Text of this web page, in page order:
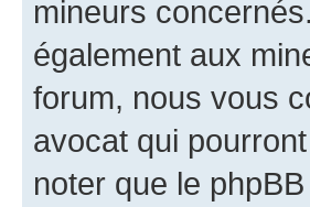
mineurs
également aux
forum, nous vous
avocat qui
noter que le